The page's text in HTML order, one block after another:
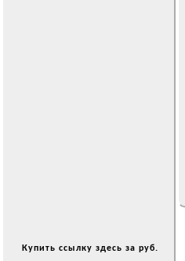
Купить ссылку здесь за руб.